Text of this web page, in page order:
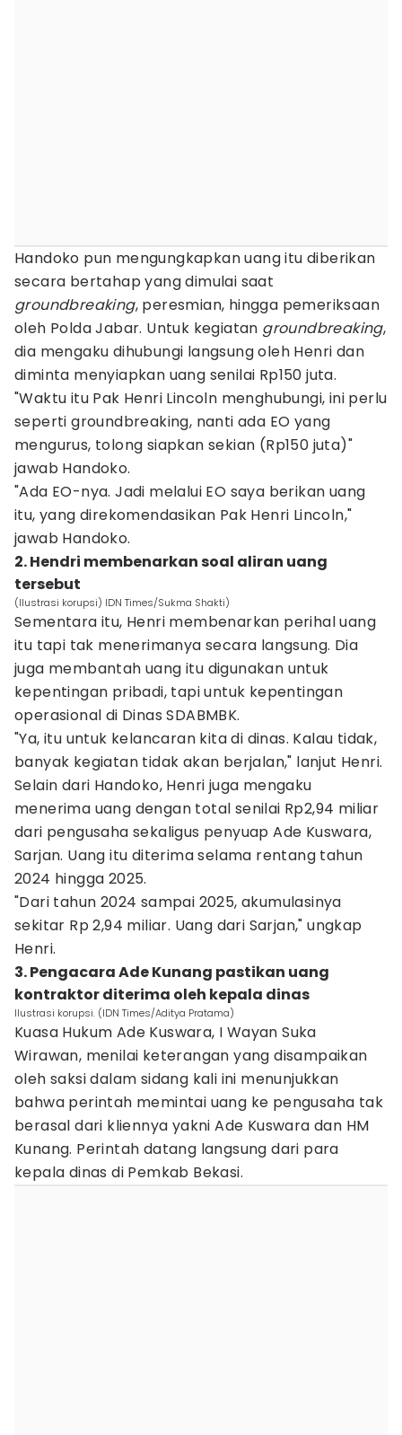
Handoko pun mengungkapkan uang itu diberikan
secara bertahap yang dimulai saat
groundbreaking, peresmian, hingga pemeriksaan
oleh Polda Jabar. Untuk kegiatan groundbreaking,
dia mengaku dihubungi langsung oleh Henri dan
diminta menyiapkan uang senilai Rp150 juta.
"Waktu itu Pak Henri Lincoln menghubungi, ini perlu
seperti groundbreaking, nanti ada EO yang
mengurus, tolong siapkan sekian (Rp150 juta)"
jawab Handoko.
"Ada EO-nya. Jadi melalui EO saya berikan uang
itu, yang direkomendasikan Pak Henri Lincoln,"
jawab Handoko.
2. Hendri membenarkan soal aliran uang
tersebut
(Ilustrasi korupsi) IDN Times/Sukma Shakti)
Sementara itu, Henri membenarkan perihal uang
itu tapi tak menerimanya secara langsung. Dia
juga membantah uang itu digunakan untuk
kepentingan pribadi, tapi untuk kepentingan
operasional di Dinas SDABMBK.
"Ya, itu untuk kelancaran kita di dinas. Kalau tidak,
banyak kegiatan tidak akan berjalan," lanjut Henri.
Selain dari Handoko, Henri juga mengaku
menerima uang dengan total senilai Rp2,94 miliar
dari pengusaha sekaligus penyuap Ade Kuswara,
Sarjan. Uang itu diterima selama rentang tahun
2024 hingga 2025.
"Dari tahun 2024 sampai 2025, akumulasinya
sekitar Rp 2,94 miliar. Uang dari Sarjan," ungkap
Henri.
3. Pengacara Ade Kunang pastikan uang
kontraktor diterima oleh kepala dinas
Ilustrasi korupsi. (IDN Times/Aditya Pratama)
Kuasa Hukum Ade Kuswara, I Wayan Suka
Wirawan, menilai keterangan yang disampaikan
oleh saksi dalam sidang kali ini menunjukkan
bahwa perintah memintai uang ke pengusaha tak
berasal dari kliennya yakni Ade Kuswara dan HM
Kunang. Perintah datang langsung dari para
kepala dinas di Pemkab Bekasi.